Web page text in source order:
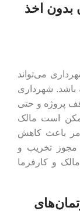
بدون اخذ
می‌تواند
باشد. شهرداری
پروژه و حتی
است مالک
امر باعث کاهش
مجوز تخریب و
و کارفرما